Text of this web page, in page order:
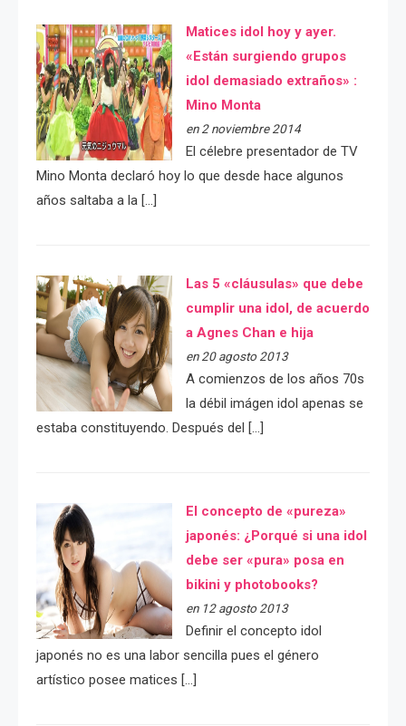
Matices idol hoy y ayer.
«Están surgiendo grupos
idol demasiado extraños» :
Mino Monta
en 2 noviembre 2014
El célebre presentador de TV
Mino Monta declaró hoy lo que desde hace algunos
años saltaba a la […]
Las 5 «cláusulas» que debe
cumplir una idol, de acuerdo
a Agnes Chan e hija
en 20 agosto 2013
A comienzos de los años 70s
la débil imágen idol apenas se
estaba constituyendo. Después del […]
El concepto de «pureza»
japonés: ¿Porqué si una idol
debe ser «pura» posa en
bikini y photobooks?
en 12 agosto 2013
Definir el concepto idol
japonés no es una labor sencilla pues el género
artístico posee matices […]